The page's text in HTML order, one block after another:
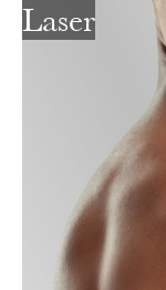
Laser